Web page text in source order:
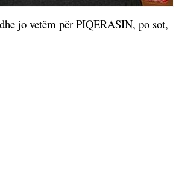
jo vetëm për PIQERASIN, po sot,